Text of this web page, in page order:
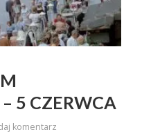
5 CZERWCA
komentarz